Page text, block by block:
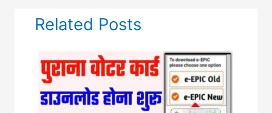
Related Posts